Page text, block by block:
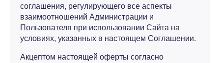
соглашения, регулирующего все аспекты
взаимоотношений Администрации и
Пользователя при использовании Сайта на
условиях, указанных в настоящем Соглашении.
Акцептом настоящей оферты согласно